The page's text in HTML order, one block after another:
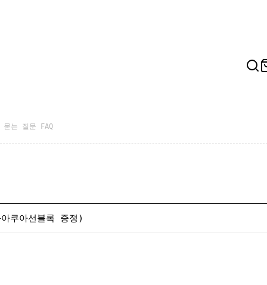
묻는 질문 FAQ
쿠아선블록 증정)